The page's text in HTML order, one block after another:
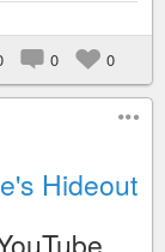
0 0
Hideout